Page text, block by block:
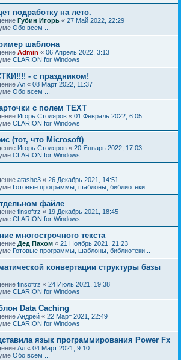
подработку на лето.
Губин Игорь « 27 Май 2022, 22:29
Обо всем ...
шаблона
Admin « 06 Апрель 2022, 3:13
CLARION for Windows
- с праздником!
Ал « 08 Март 2022, 11:37
Обо всем ...
с полем TEXT
Игорь Столяров « 01 Февраль 2022, 6:05
CLARION for Windows
(тот, что Microsoft)
Игорь Столяров « 20 Январь 2022, 17:03
CLARION for Windows
atashe3 « 26 Декабрь 2021, 14:51
Готовые программы, шаблоны, библиотеки...
файле
finsoftrz « 19 Декабрь 2021, 18:45
CLARION for Windows
многострочного текста
Дед Пахом « 21 Ноябрь 2021, 21:23
Готовые программы, шаблоны, библиотеки...
конвертации структуры базы
finsoftrz « 24 Июль 2021, 19:38
CLARION for Windows
Data Caching
Андрей « 22 Март 2021, 22:49
CLARION for Windows
язык программирования Power Fx
Ал « 04 Март 2021, 9:10
Обо всем ...